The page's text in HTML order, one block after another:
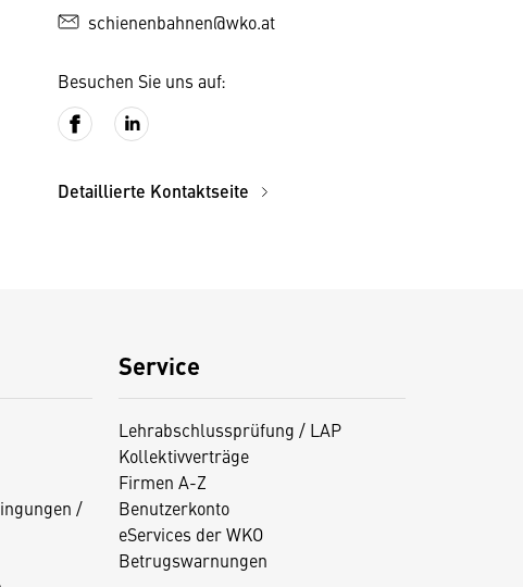
schienenbahnen@wko.at
Besuchen Sie uns auf:
Detaillierte Kontaktseite
/
Service
Lehrabschlussprüfung / LAP
Kollektivverträge
Firmen A-Z
Benutzerkonto
eServices der WKO
Betrugswarnungen